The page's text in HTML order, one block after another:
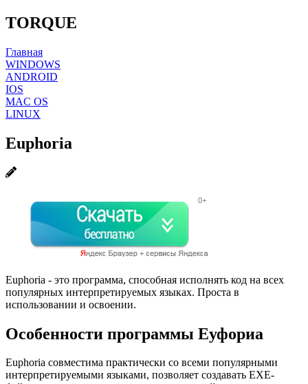
TORQUE
Главная
WINDOWS
ANDROID
IOS
MAC OS
LINUX
Euphoria
Euphoria - это программа, способная исполнять код на всех
популярных интерпретируемых языках. Проста в
использовании и освоении.
Особенности программы Еуфориа
Euphoria совместима практически со всеми популярными
интерпретируемыми языками, позволяет создавать EXE-